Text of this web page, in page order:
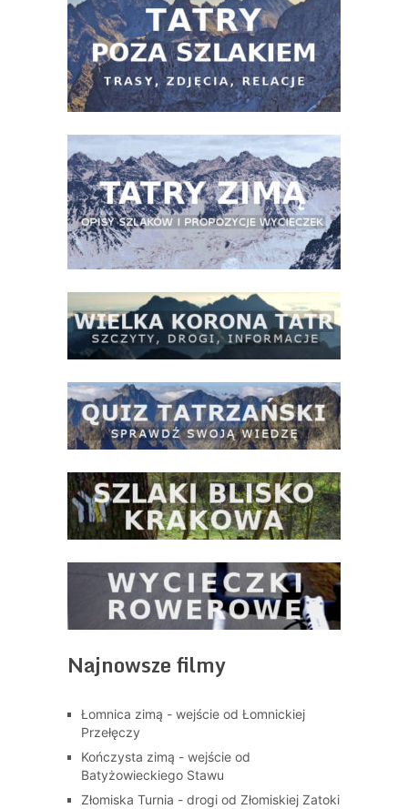
Najnowsze filmy
Łomnica zimą - wejście od Łomnickiej
Przełęczy
Kończysta zimą - wejście od
Batyżowieckiego Stawu
Złomiska Turnia - drogi od Złomiskiej Zatoki